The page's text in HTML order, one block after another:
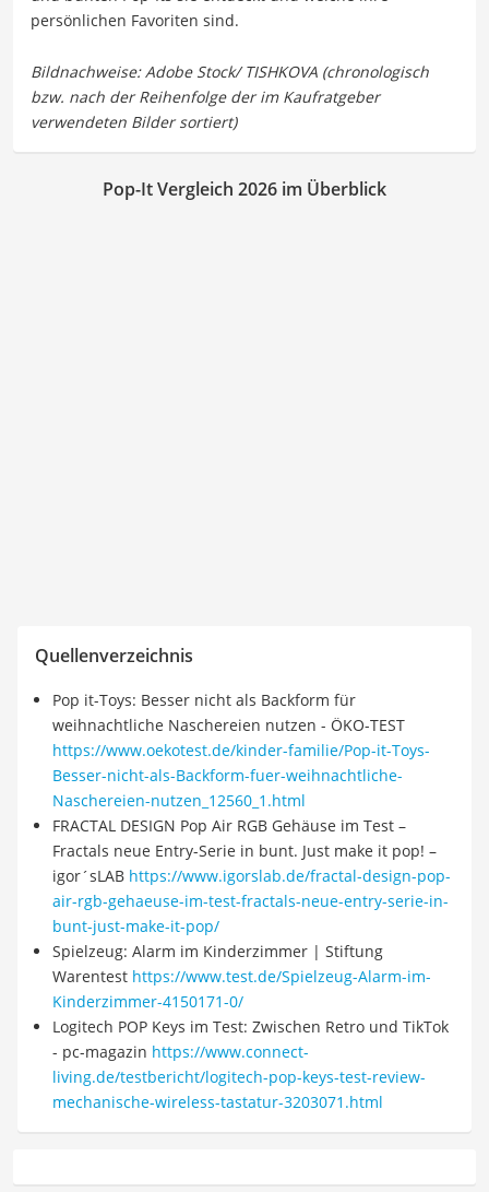
persönlichen Favoriten sind.
Pop-It Vergleich 2026 im Überblick
Quellenverzeichnis
Pop it-Toys: Besser nicht als Backform für
weihnachtliche Naschereien nutzen - ÖKO-TEST
https://www.oekotest.de/kinder-familie/Pop-it-Toys-
Besser-nicht-als-Backform-fuer-weihnachtliche-
Naschereien-nutzen_12560_1.html
FRACTAL DESIGN Pop Air RGB Gehäuse im Test –
Fractals neue Entry-Serie in bunt. Just make it pop! –
igor´sLAB https://www.igorslab.de/fractal-design-pop-
air-rgb-gehaeuse-im-test-fractals-neue-entry-serie-in-
bunt-just-make-it-pop/
Spielzeug: Alarm im Kinderzimmer | Stiftung
Warentest https://www.test.de/Spielzeug-Alarm-im-
Kinderzimmer-4150171-0/
Logitech POP Keys im Test: Zwischen Retro und TikTok
- pc-magazin https://www.connect-
living.de/testbericht/logitech-pop-keys-test-review-
mechanische-wireless-tastatur-3203071.html